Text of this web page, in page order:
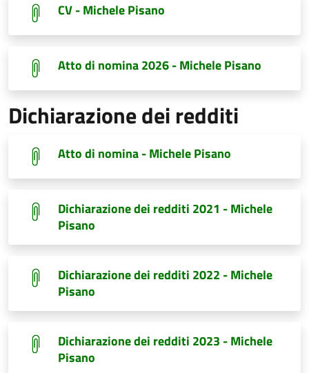
CV - Michele Pisano
Atto di nomina 2026 - Michele Pisano
Dichiarazione dei redditi
Atto di nomina - Michele Pisano
Dichiarazione dei redditi 2021 - Michele
Pisano
Dichiarazione dei redditi 2022 - Michele
Pisano
Dichiarazione dei redditi 2023 - Michele
Pisano